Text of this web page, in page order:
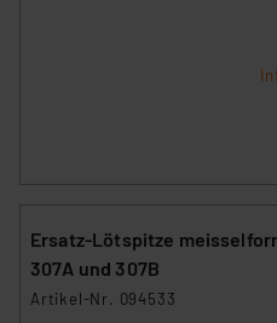
Ersatz-Lötspitze
307A und 307B
Artikel-Nr. 094533